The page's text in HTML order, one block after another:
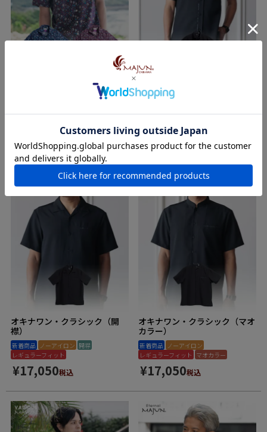
マッサール・イクソラ
¥17,600税込
オキナワン・クラシック
新着商品 ノーアイロン
¥17,050税込
オキナワン・クラシック（開
襟）
新着商品 ノーアイロン 開襟
レギュラーフィット
¥17,050税込
オキナワン・クラシック（マオ
カラー）
新着商品 ノーアイロン
レギュラーフィット マオカラー
¥17,050税込